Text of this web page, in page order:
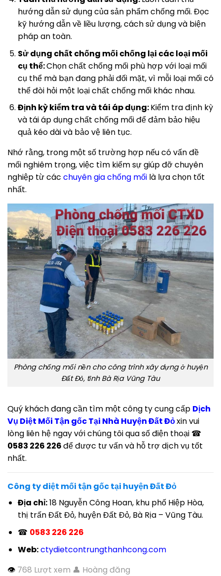
hướng dẫn sử dụng của sản phẩm chống mối. Đọc
kỹ hướng dẫn về liều lượng, cách sử dụng và biện
pháp an toàn.
Sử dụng chất chống mối chống lại các loại mối
cụ thể:Chọn chất chống mối phù hợp với loại mối
cụ thể mà bạn đang phải đối mặt, vì mỗi loại mối có
thể đòi hỏi một loại chất chống mối khác nhau.
Định kỳ kiểm tra và tái áp dụng:Kiểm tra định kỳ
và tái áp dụng chất chống mối để đảm bảo hiệu
quả kéo dài và bảo vệ liên tục.
Nhớ rằng, trong một số trường hợp nếu có vấn đề
mối nghiêm trọng, việc tìm kiếm sự giúp đỡ chuyên
nghiệp từ các chuyên gia chống mối là lựa chọn tốt
nhất.
Phòng chống mối nền cho công trình xây dựng ở huyện
Đất Đỏ, tỉnh Bà Rịa Vũng Tàu
Quý khách đang cần tìm một công ty cung cấp Dịch
Vụ Diệt Mối Tận gốc Tại Nhà Huyện Đất Đỏxin vui
lòng liên hệ ngay với chúng tôi qua số điện thoại ☎
0583 226 226để được tư vấn và hỗ trợ dịch vụ tốt
nhất.
Công ty diệt mối tận gốc tại huyện Đất Đỏ
Địa chỉ:18 Nguyễn Công Hoan, khu phố Hiệp Hòa,
thị trấn Đất Đỏ, huyện Đất Đỏ, Bà Rịa – Vũng Tàu.
☎ 0583 226 226
Web:ctydietcontrungthanhcong.com
👁 768 Lượt xem 👤 Hoàng đăng